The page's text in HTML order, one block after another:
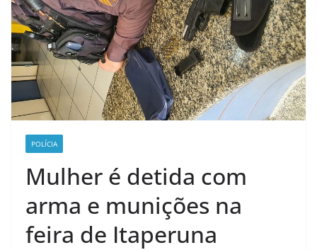
POLÍCIA
Mulher é detida com
arma e munições na
feira de Itaperuna